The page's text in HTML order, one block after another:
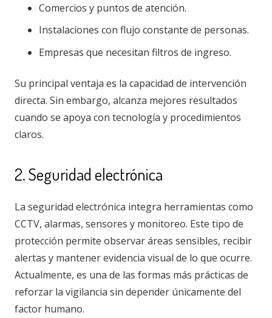
Comercios y puntos de atención.
Instalaciones con flujo constante de personas.
Empresas que necesitan filtros de ingreso.
Su principal ventaja es la capacidad de intervención
directa. Sin embargo, alcanza mejores resultados
cuando se apoya con tecnología y procedimientos
claros.
2. Seguridad electrónica
La seguridad electrónica integra herramientas como
CCTV, alarmas, sensores y monitoreo. Este tipo de
protección permite observar áreas sensibles, recibir
alertas y mantener evidencia visual de lo que ocurre.
Actualmente, es una de las formas más prácticas de
reforzar la vigilancia sin depender únicamente del
factor humano.